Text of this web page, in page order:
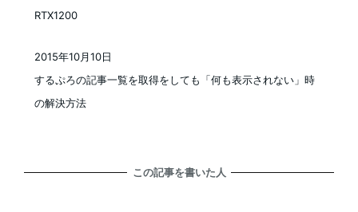
RTX1200
するぷろの記事一覧を取得をしても「何も表示されない」時
の解決方法
2015年10月10日
この記事を書いた人